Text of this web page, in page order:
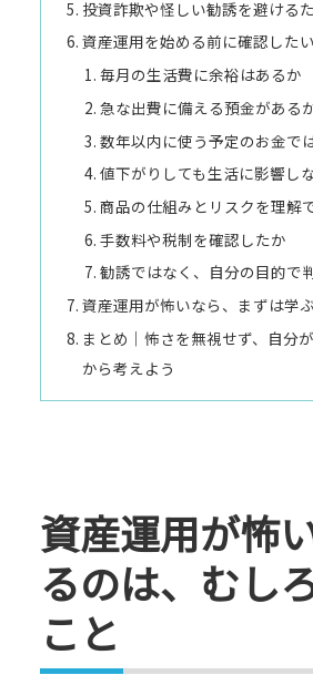
投資詐欺や怪しい勧誘を避ける
資産運用を始める前に確認した
毎月の生活費に余裕はあるか
急な出費に備える預金がある
数年以内に使う予定のお金で
値下がりしても生活に影響し
商品の仕組みとリスクを理解
手数料や税制を確認したか
勧誘ではなく、自分の目的で
資産運用が怖いなら、まずは学
まとめ｜怖さを無視せず、自分
から考えよう
資産運用が怖
るのは、むし
こと